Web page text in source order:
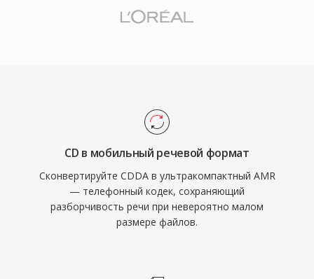
1982 году, CDDA установил базовые
вызовов. Главное преимущество —
полосе пропускания. Ещё одно достоинство
— встроенное обнаружение голосовой
активности и генерация комфортного шума,
снижающие передачу во время тишины.
Хотя AMR не подходит для музыки из-за
узкой полосы частот (300-3400 Гц), он
CD в мобильный речевой формат
Сконвертируйте CDDA в ультракомпактный AMR
— телефонный кодек, сохраняющий
разборчивость речи при невероятно малом
размере файлов.